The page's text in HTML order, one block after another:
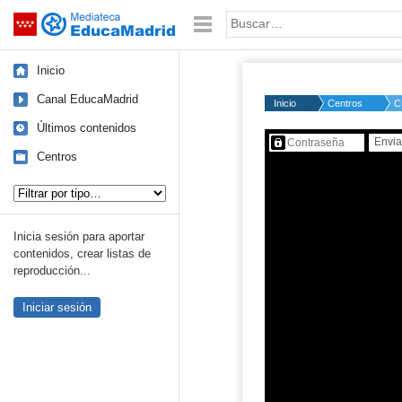
Saltar navegación Palabra o frase:
Inicio
Canal EducaMadrid
Últimos contenidos
Centros
Inicia sesión para aportar
contenidos, crear listas de
reproducción...
Iniciar sesión
Inicio Centros
Contenido protegido…